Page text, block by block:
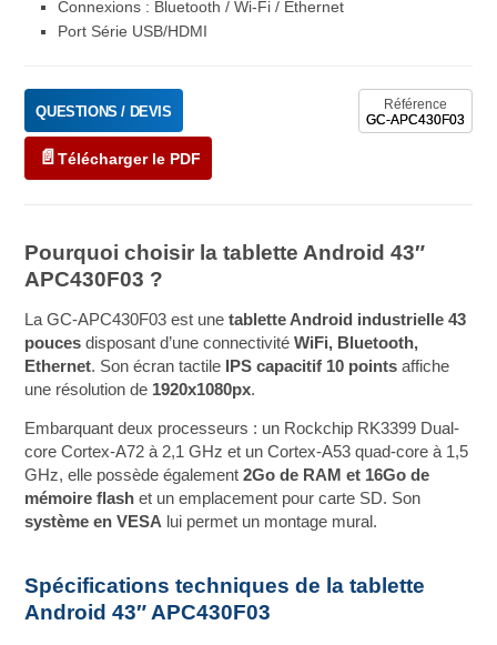
Connexions : Bluetooth / Wi-Fi / Ethernet
Port Série USB/HDMI
Référence
GC-APC430F03
QUESTIONS / DEVIS
Télécharger le PDF
Pourquoi choisir la tablette Android 43″
APC430F03 ?
La GC-APC430F03 est unetablette Android industrielle 43
pouces disposant d’une connectivitéWiFi, Bluetooth,
Ethernet. Son écran tactile IPS capacitif 10 points affiche
une résolution de 1920x1080px.
Embarquant deux processeurs : un Rockchip RK3399 Dual-
core Cortex-A72 à 2,1 GHz et un Cortex-A53 quad-core à 1,5
GHz, elle possède également2Go de RAM et 16Go de
mémoire flash et un emplacement pour carte SD. Son
système en VESA lui permet un montage mural.
Spécifications techniques de la tablette
Android 43″ APC430F03